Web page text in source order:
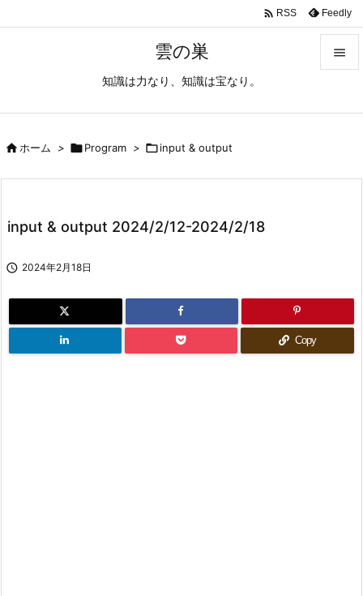
雲の巣
知識は力なり、知識は宝なり。

 RSS Feedly
ホーム > Program > input & output
input & output 2024/2/12-2024/2/18
 2024年2月18日
Copy